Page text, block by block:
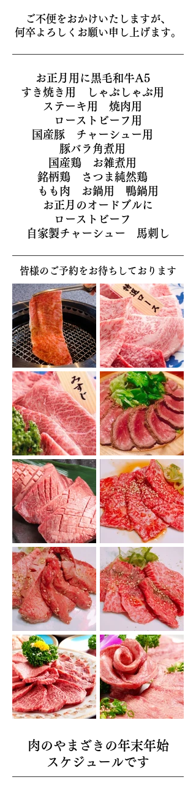
ご不便をおかけいたしますが、
何卒よろしくお願い申し上げます。
お正月用に黒毛和牛A5
すき焼き用 しゃぶしゃぶ用
ステーキ用 焼肉用
ローストビーフ用
国産豚 チャーシュー用
豚バラ角煮用
国産鶏 お雑煮用
銘柄鶏 さつま純然鶏
もも肉 お鍋用 鴨鍋用
お正月のオードブルに
ローストビーフ
自家製チャーシュー 馬刺し
皆様のご予約をお待ちしております
肉のやまざきの年末年始
スケジュールです